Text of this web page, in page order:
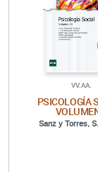
VV.AA.
PSICOLOGÍA
Sanz y Torres,